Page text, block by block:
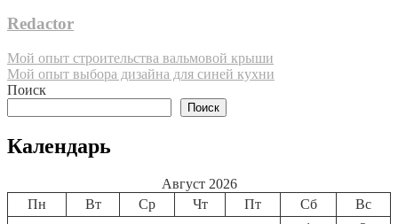
Redactor
Навигация
по
Мой опыт строительства вальмовой крыши
Мой опыт выбора дизайна для синей кухни
Поиск
Поиск
Календарь
Август 2026
Пн
Вт Ср Чт Пт Сб
Вс